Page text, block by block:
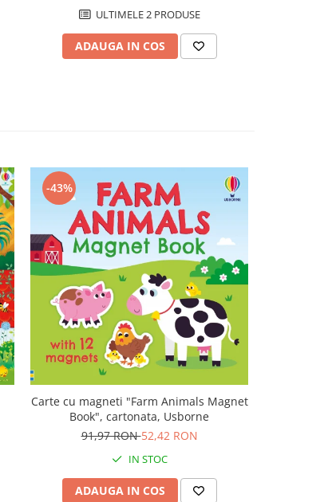
ULTIMELE 2 PRODUSE
ADAUGA IN COS
-43%
Carte cu magneti "Farm Animals Magnet
Book", cartonata, Usborne
91,97 RON52,42 RON
IN STOC
ADAUGA IN COS